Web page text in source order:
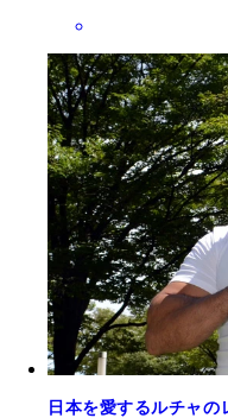
日本を愛するルチャ